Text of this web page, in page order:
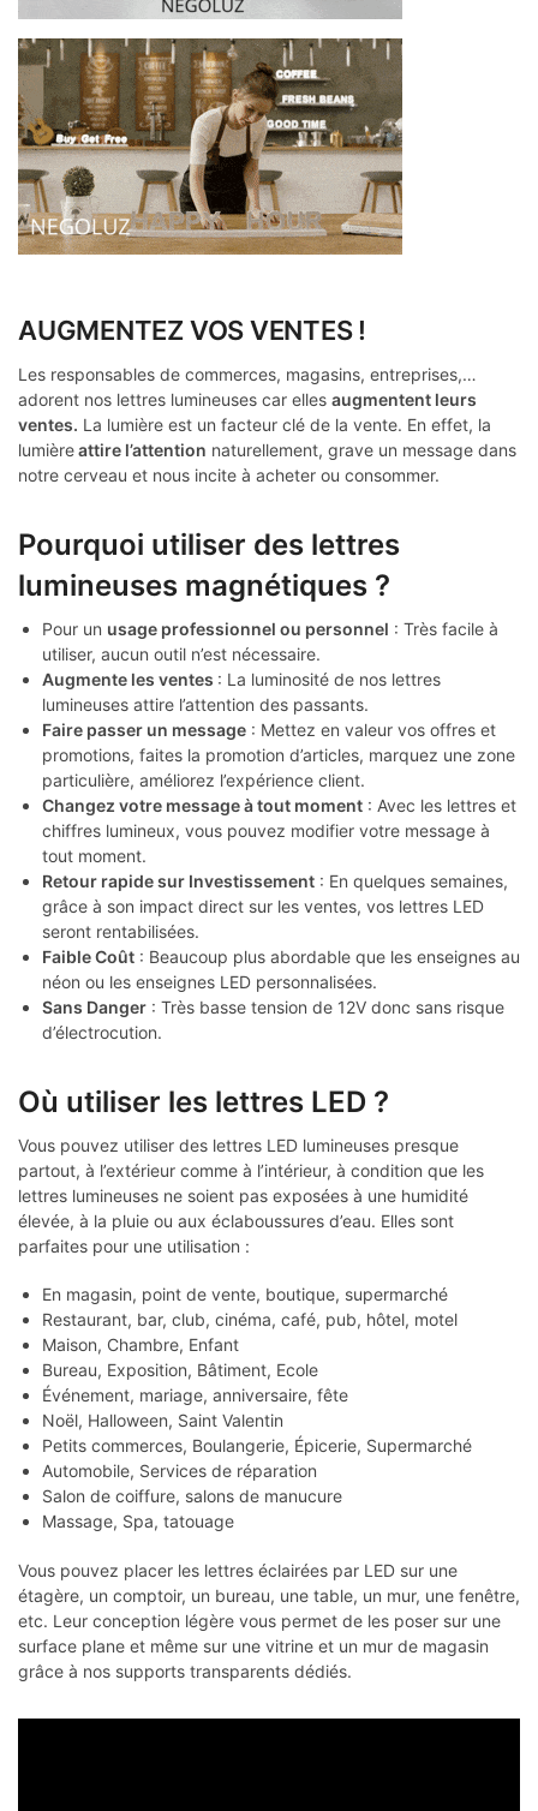
AUGMENTEZ VOS VENTES !
Les responsables de commerces, magasins, entreprises,…
adorent nos lettres lumineuses car elles augmentent leurs
ventes. La lumière est un facteur clé de la vente. En effet, la
lumièreattire l’attention naturellement, grave un message dans
notre cerveau et nous incite à acheter ou consommer.
Pourquoi utiliser des lettres
lumineuses magnétiques ?
Pour un usage professionnel ou personnel : Très facile à
utiliser, aucun outil n’est nécessaire.
Augmente les ventes : La luminosité de nos lettres
lumineuses attire l’attention des passants.
Faire passer un message : Mettez en valeur vos offres et
promotions, faites la promotion d’articles, marquez une zone
particulière, améliorez l’expérience client.
Changez votre message à tout moment : Avec les lettres et
chiffres lumineux, vous pouvez modifier votre message à
tout moment.
Retour rapide sur Investissement : En quelques semaines,
grâce à son impact direct sur les ventes, vos lettres LED
seront rentabilisées.
Faible Coût : Beaucoup plus abordable que les enseignes au
néon ou les enseignes LED personnalisées.
Sans Danger : Très basse tension de 12V donc sans risque
d’électrocution.
Où utiliser les lettres LED ?
Vous pouvez utiliser des lettres LED lumineuses presque
partout, à l’extérieur comme à l’intérieur, à condition que les
lettres lumineuses ne soient pas exposées à une humidité
élevée, à la pluie ou aux éclaboussures d’eau. Elles sont
parfaites pour une utilisation :
En magasin, point de vente, boutique, supermarché
Restaurant, bar, club, cinéma, café, pub, hôtel, motel
Maison, Chambre, Enfant
Bureau, Exposition, Bâtiment, Ecole
Événement, mariage, anniversaire, fête
Noël, Halloween, Saint Valentin
Petits commerces, Boulangerie, Épicerie, Supermarché
Automobile, Services de réparation
Salon de coiffure, salons de manucure
Massage, Spa, tatouage
Vous pouvez placer les lettres éclairées par LED sur une
étagère, un comptoir, un bureau, une table, un mur, une fenêtre,
etc. Leur conception légère vous permet de les poser sur une
surface plane et même sur une vitrine et un mur de magasin
grâce à nos supports transparents dédiés.